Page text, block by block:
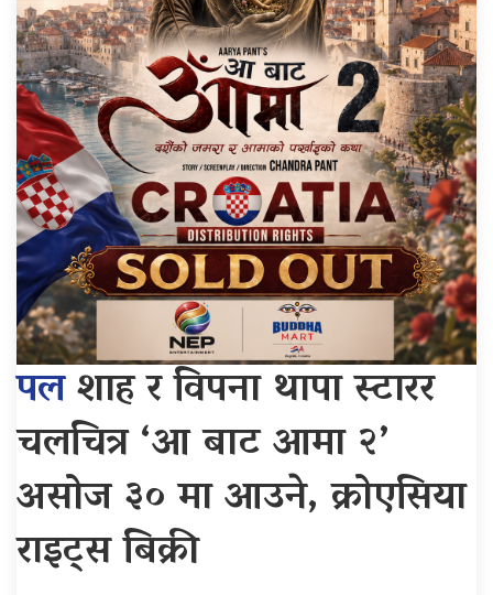
पलशाह र विपना थापा स्टारर
चलचित्र ‘आ बाट आमा २’
असोज ३० मा आउने, क्रोएसिया
राइट्स बिक्री